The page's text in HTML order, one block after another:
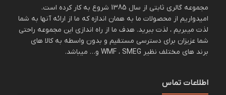
مجموعه گالری ثابتی از سال 1385 شروع به کار کرده است.
امیدواریم از محصولات ما به همان اندازه که ما از ارائه آنها به شما
لذت میبریم ، لذت ببرید. هدف ما از راه اندازی این مجموعه راحتی
شما عزیزان برای دسترسی مستقیم و بدون واسطه به کالا های
برند های مختلف نظیر WMF ، SMEG و… میباشد.
اطلاعات تماس